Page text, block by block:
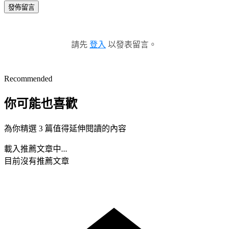
發佈留言
請先 登入 以發表留言。
Recommended
你可能也喜歡
為你精選 3 篇值得延伸閱讀的內容
載入推薦文章中...
目前沒有推薦文章